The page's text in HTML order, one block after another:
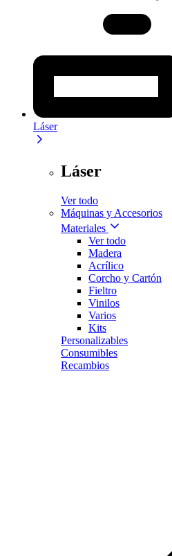
Láser
Láser
Ver todo
Máquinas y Accesorios
Materiales
Ver todo
Madera
Acrílico
Corcho y Cartón
Fieltro
Vinilos
Varios
Kits
Personalizables
Consumibles
Recambios